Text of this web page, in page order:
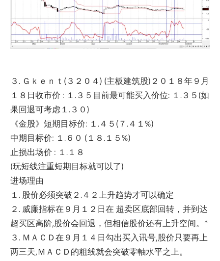
３. Ｇｋｅｎｔ(３２０４) (主板建筑股)２０１８年９月
１８日收市价 : １.３５目前最可能买入价位: １.３５(如
果回退可考虑１.３０)
《金股》短期目标价: １.４５(７.４１%)
中期目标价: １.６０ (１８.１５%)
止损出场价 : １.１８
(玩短线注重短期目标就可以了)
进场理由
１. 股价必须突破２.４２上升趋势才可以确定
２. 威廉指标在９月１２日在 超卖区底部回转，并到达
超买区高阶,股价会回退，但相信股价还有上升空间。*
３. ＭＡＣＤ在９月１４日勾出买入讯号,股价只要再上
两三天,ＭＡＣＤ的粗线就会突破零軸水平之上。